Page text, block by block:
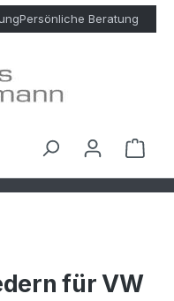
Persönliche Beratung
für VW